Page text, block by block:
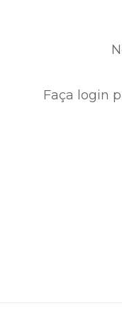
Faça login